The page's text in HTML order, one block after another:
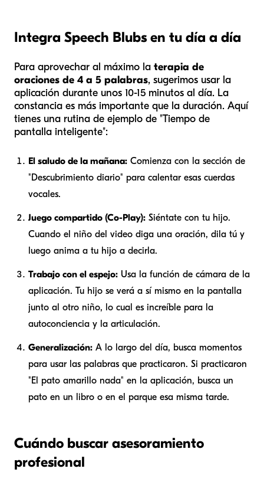
Integra Speech Blubs en tu día a día
Para aprovechar al máximo la terapia de
oraciones de 4 a 5 palabras, sugerimos usar la
aplicación durante unos 10-15 minutos al día. La
constancia es más importante que la duración. Aquí
tienes una rutina de ejemplo de "Tiempo de
pantalla inteligente":
El saludo de la mañana: Comienza con la sección de
"Descubrimiento diario" para calentar esas cuerdas
vocales.
Juego compartido (Co-Play): Siéntate con tu hijo.
Cuando el niño del video diga una oración, dila tú y
luego anima a tu hijo a decirla.
Trabajo con el espejo: Usa la función de cámara de la
aplicación. Tu hijo se verá a sí mismo en la pantalla
junto al otro niño, lo cual es increíble para la
autoconciencia y la articulación.
Generalización: A lo largo del día, busca momentos
para usar las palabras que practicaron. Si practicaron
"El pato amarillo nada" en la aplicación, busca un
pato en un libro o en el parque esa misma tarde.
Cuándo buscar asesoramiento
profesional